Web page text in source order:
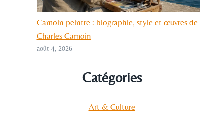
Camoin peintre : biographie, style et œuvres de
Charles Camoin
août 4, 2026
Catégories
Art & Culture